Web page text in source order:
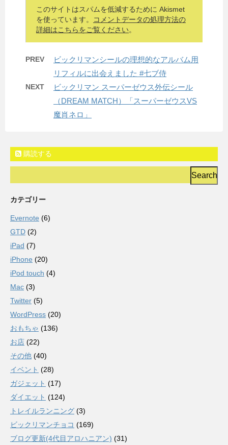
このサイトはスパムを低減するために Akismet
を使っています。
コメントデータの処理方法の
詳細はこちらをご覧ください。
PREV
ビックリマンシールの理想的なアルバム用
リフィルに出会えました #七ブ侍
NEXT
ビックリマン スーパーゼウス外伝シール
（DREAM MATCH）「スーパーゼウスVS
魔肖ネロ」
購読する
カテゴリー
Evernote (6)
GTD (2)
iPad (7)
iPhone (20)
iPod touch (4)
Mac (3)
Twitter (5)
WordPress (20)
おもちゃ (136)
お店 (22)
その他 (40)
イベント (28)
ガジェット (17)
ダイエット (124)
トレイルランニング (3)
ビックリマンチョコ (169)
ブログ更新(4代目アロハニアン) (31)